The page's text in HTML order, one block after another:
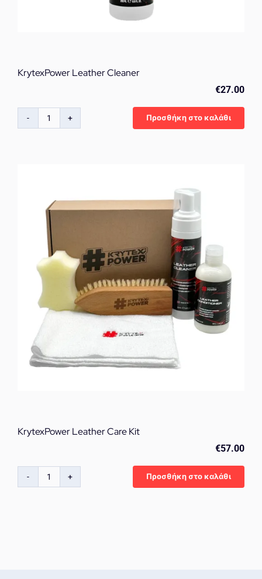
KrytexPower Leather Cleaner
€27.00
KrytexPower
Προσθήκη στο καλάθι
KrytexPower Leather Care Kit
€57.00
KrytexPower
Προσθήκη στο καλάθι